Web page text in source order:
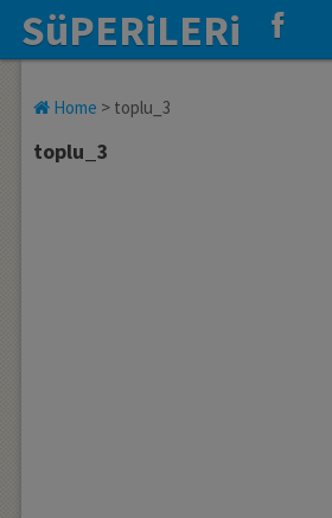
SüPERiLERi
Home > toplu_3
toplu_3